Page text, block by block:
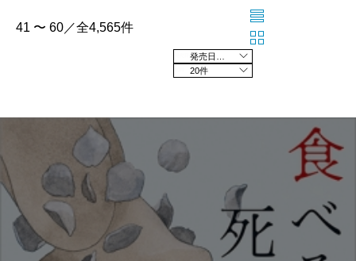
41 〜 60／全4,565件
20件